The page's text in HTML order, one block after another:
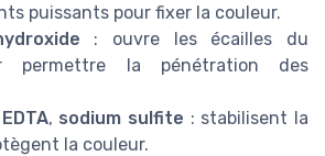
puissants pour fixer la couleur.
: ouvre les écailles du
permettre la pénétration des
, sodium sulfite : stabilisent la
la couleur.